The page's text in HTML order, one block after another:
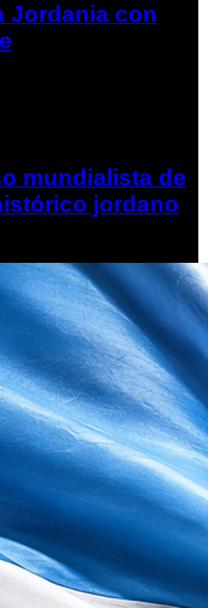
Jordania con
mundialista de
jordano